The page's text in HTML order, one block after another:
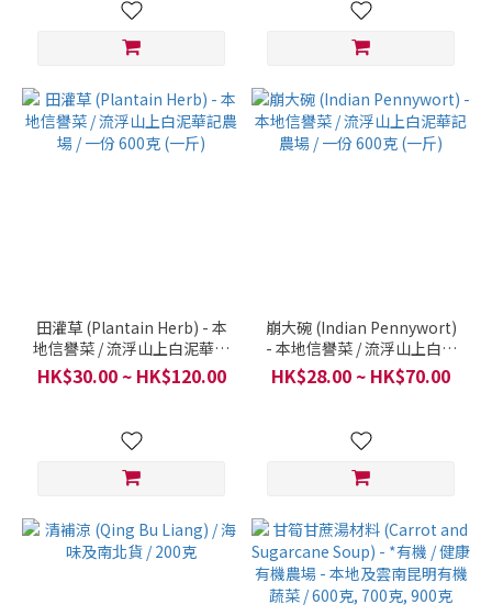
田灌草 (Plantain Herb) - 本
地信譽菜 / 流浮山上白泥華記
農場 / 一份 600克 (一斤)
HK$30.00 ~ HK$120.00
崩大碗 (Indian Pennywort)
- 本地信譽菜 / 流浮山上白泥
華記農場 / 一份 600克 (一斤)
HK$28.00 ~ HK$70.00